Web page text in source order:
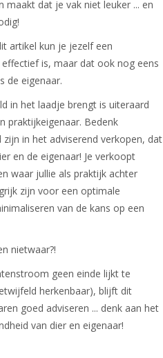
dat je vak niet leuker ... en
artikel kun je jezelf een
is, maar dat ook nog eens
de eigenaar.
in het laadje brengt is uiteraard
praktijkeigenaar. Bedenk
in het adviserend verkopen, dat
en de eigenaar! Je verkoopt
waar jullie als praktijk achter
zijn voor een optimale
van de kans op een
nietwaar?!
geen einde lijkt te
herkenbaar), blijft dit
goed adviseren ... denk aan het
van dier en eigenaar!